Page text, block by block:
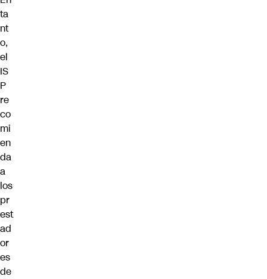
ta
nt
o,
el
IS
P
re
co
mi
en
da
a
los
pr
est
ad
or
es
de